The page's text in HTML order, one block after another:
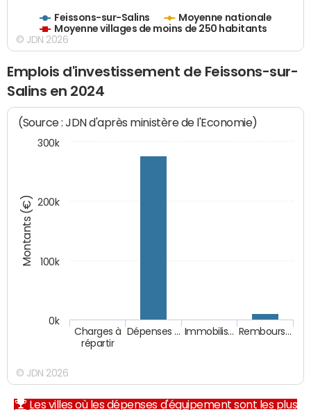
Feissons-sur-Salins
Moyenne nationale
Moyenne villages de moins de 250 habitants
© JDN 2026
Emplois d'investissement de Feissons-sur-
Salins en 2024
Montants (€)
(Source : JDN d'après ministère de l'Economie)
Charges à
répartir
Dépenses … Immobilis… Rembours…
0k
100k
200k
300k
© JDN 2026
Les villes où les dépenses d'équipement sont les plus